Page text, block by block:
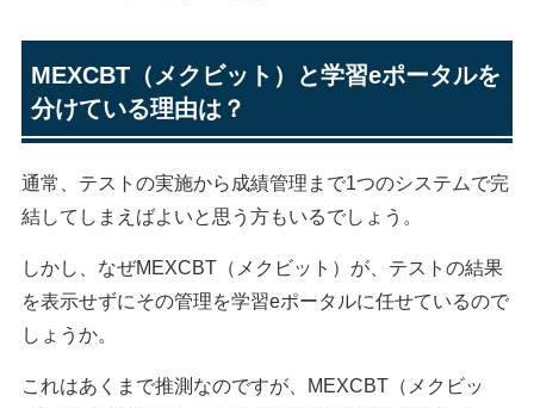
MEXCBT（メクビット）と学習eポータルを
分けている理由は？
通常、テストの実施から成績管理まで1つのシステムで完
結してしまえばよいと思う方もいるでしょう。
しかし、なぜMEXCBT（メクビット）が、テストの結果
を表示せずにその管理を学習eポータルに任せているので
しょうか。
これはあくまで推測なのですが、MEXCBT（メクビッ